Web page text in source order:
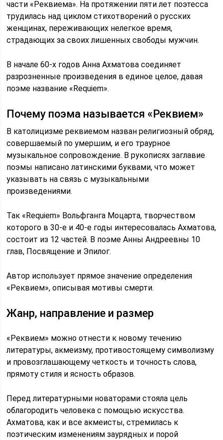
части «Реквиема». На протяжении пяти лет поэтесса
трудилась над циклом стихотворений о русских
женщинах, переживающих нелегкое время,
страдающих за своих лишенных свободы мужчин.
В начале 60-х годов Анна Ахматова соединяет
разрозненные произведения в единое целое, давая
поэме название «Requiem».
Почему поэма называется «Реквием»
В католицизме реквиемом назван религиозный обряд,
совершаемый по умершим, и его траурное
музыкальное сопровождение. В рукописях заглавие
поэмы написано латинскими буквами, что может
указывать на связь с музыкальными
произведениями.
Так «Requiem» Вольфганга Моцарта, творчеством
которого в 30-е и 40-е годы интересовалась Ахматова,
состоит из 12 частей. В поэме Анны Андреевны 10
глав, Посвящение и Эпилог.
Автор использует прямое значение определения
«Реквием», описывая мотивы смерти.
Жанр, направление и размер
«Реквием» можно отнести к новому течению
литературы, акмеизму, противостоящему символизму
и провозглашающему четкость и точность слова,
прямоту стиля и ясность образов.
Перед литературными новаторами стояла цель
облагородить человека с помощью искусства.
Ахматова, как и все акмеисты, стремилась к
поэтическим изменениям заурядных и порой